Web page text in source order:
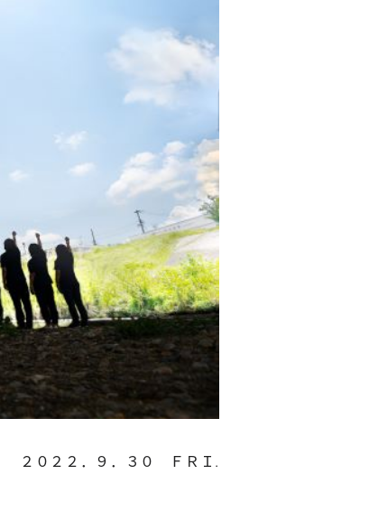
２０２２．９．３０ ＦＲＩ.